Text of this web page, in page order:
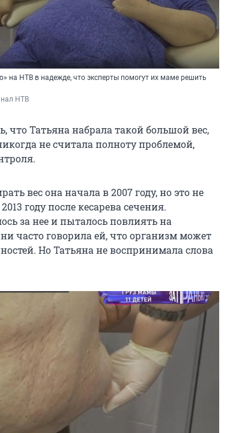
на НТВ в надежде, что эксперты помогут их маме решить
НТВ
что Татьяна набрала такой большой вес,
не считала полноту проблемой,
вес она начала в 2007 году, но это не
году после кесарева сечения.
за нее и пыталось повлиять на
часто говорила ей, что организм может
Но Татьяна не воспринимала слова